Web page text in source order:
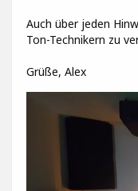
Auch über jeden
Ton-Technikern zu
Grüße, Alex